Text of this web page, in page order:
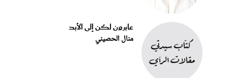
عابرون لكن إلى الأبد
منال الحصيني